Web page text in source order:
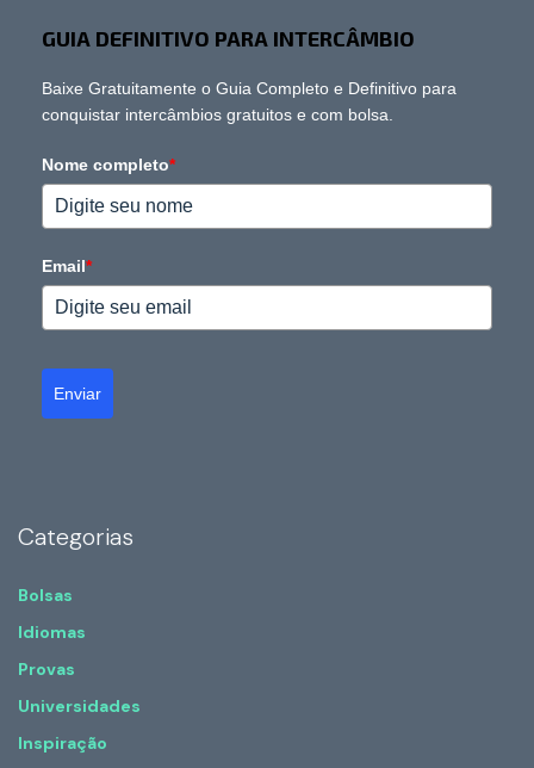
GUIA DEFINITIVO PARA INTERCÂMBIO
Baixe Gratuitamente o Guia Completo e Definitivo para
conquistar intercâmbios gratuitos e com bolsa.
Nome completo*
Email*
Enviar
Categorias
Bolsas
Idiomas
Provas
Universidades
Inspiração